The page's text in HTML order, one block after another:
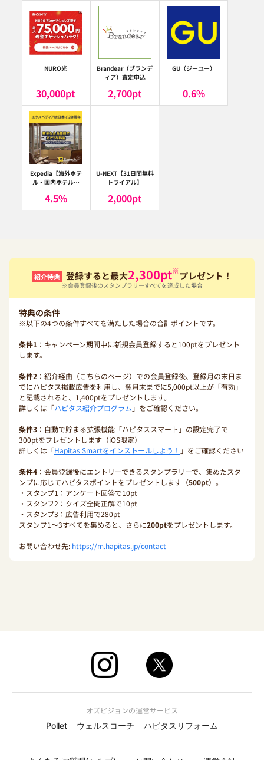
NURO光
30,000pt
Brandear（ブランデ
ィア）査定申込
2,700pt
GU（ジーユー）
0.6%
Expedia【海外ホテ
ル・国内ホテル予
ア）
4.5%
U-NEXT【31日間無料
トライアル】
2,000pt
紹介特典 登録すると最大2,300pt※プレゼント！
※会員登録後のスタンプラリーすべてを達成した場合
特典の条件
※以下の4つの条件すべてを満たした場合の合計ポイントです。
条件1 ：キャンペーン期間中に新規会員登録すると100ptをプレゼント
します。
条件2 ：紹介経由（こちらのページ）での会員登録後、登録月の末日ま
でにハピタス掲載広告を利用し、翌月末までに5,000pt以上が「有効」
と記載されると、1,400ptをプレゼントします。
詳しくは「ハピタス紹介プログラム 」をご確認ください。
条件3 ：自動で貯まる拡張機能「ハピタススマート」の設定完了で
300ptをプレゼントします（iOS限定）
詳しくは「Hapitas Smartをインストールしよう！ 」をご確認ください
条件4 ：会員登録後にエントリーできるスタンプラリーで、集めたスタ
ンプに応じてハピタスポイントをプレゼントします（500pt）。
・スタンプ1：アンケート回答で10pt
・スタンプ2：クイズ全問正解で10pt
・スタンプ3：広告利用で280pt
スタンプ1〜3すべてを集めると、さらに200ptをプレゼントします。
お問い合わせ先: https://m.hapitas.jp/contact
オズビジョンの運営サービス
Pollet
ウェルスコーチ ハピタスリフォーム